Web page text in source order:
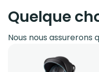
Quelque
Nous nous assurerons